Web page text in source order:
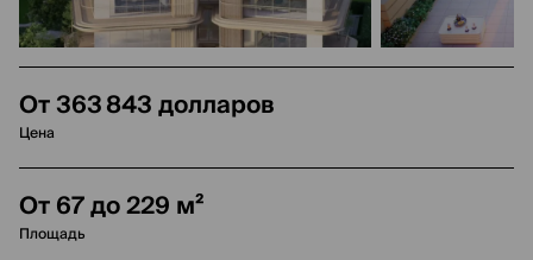
От 363 843 долларов
Цена
От 67 до 229 м²
Площадь